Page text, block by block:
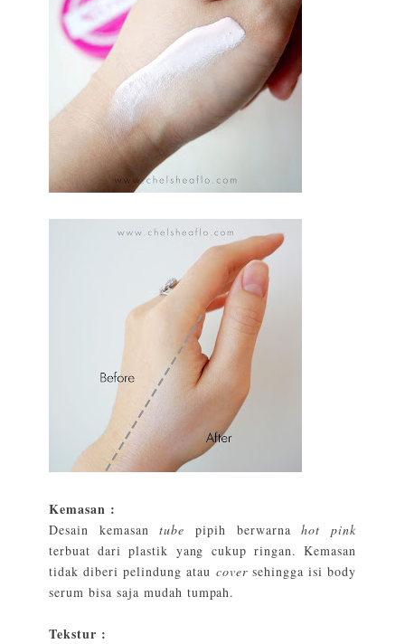
Kemasan :
Desain kemasantube pipih berwarnahot pink
terbuat dari plastik yang cukup ringan. Kemasan
tidak diberi pelindung atau coversehingga isi body
serum bisa saja mudah tumpah.
Tekstur :